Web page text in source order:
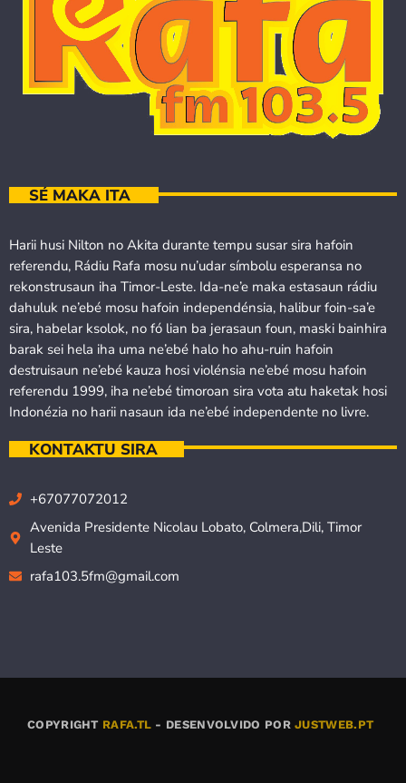
SÉ MAKA ITA
Harii husi Nilton no Akita durante tempu susar sira hafoin
referendu, Rádiu Rafa mosu nu’udar símbolu esperansa no
rekonstrusaun iha Timor-Leste. Ida-ne’e maka estasaun rádiu
dahuluk ne’ebé mosu hafoin independénsia, halibur foin-sa’e
sira, habelar ksolok, no fó lian ba jerasaun foun, maski bainhira
barak sei hela iha uma ne’ebé halo ho ahu-ruin hafoin
destruisaun ne’ebé kauza hosi violénsia ne’ebé mosu hafoin
referendu 1999, iha ne’ebé timoroan sira vota atu haketak hosi
Indonézia no harii nasaun ida ne’ebé independente no livre.
KONTAKTU SIRA
+67077072012
Avenida Presidente Nicolau Lobato, Colmera,Dili, Timor
Leste
rafa103.5fm@gmail.com
COPYRIGHT RAFA.TL - DESENVOLVIDO PORJUSTWEB.PT